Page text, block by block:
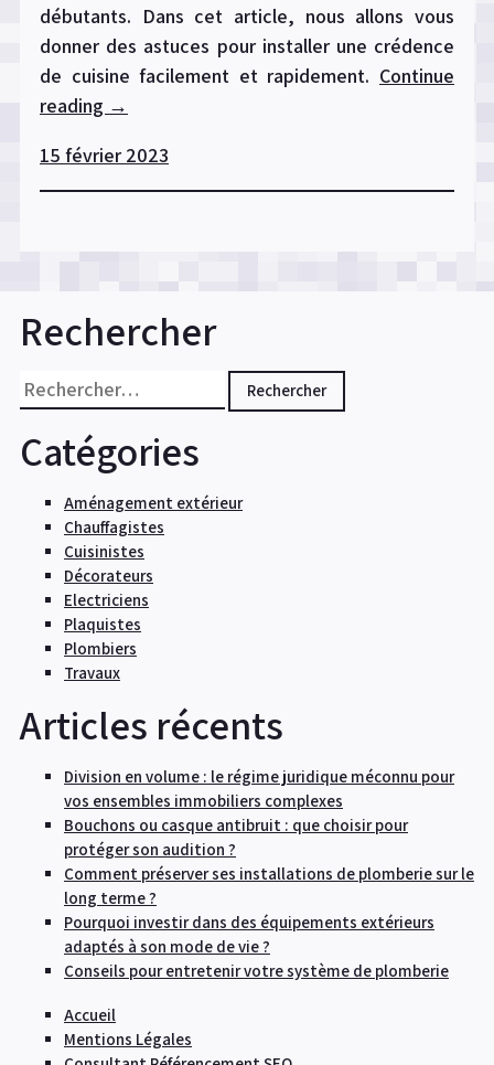
débutants. Dans cet article, nous allons vous
donner des astuces pour installer une crédence
de cuisine facilement et rapidement. Continue
reading « Comment
une
crédence
cuisine
→
15 février 2023
Rechercher
Rechercher :
Catégories
Aménagement extérieur
Chauffagistes
Cuisinistes
Décorateurs
Electriciens
Plaquistes
Plombiers
Travaux
Articles récents
Division en volume : le régime juridique méconnu pour
vos ensembles immobiliers complexes
Bouchons ou casque antibruit : que choisir pour
protéger son audition ?
Comment préserver ses installations de plomberie sur le
long terme ?
Pourquoi investir dans des équipements extérieurs
adaptés à son mode de vie ?
Conseils pour entretenir votre système de plomberie
Accueil
Mentions Légales